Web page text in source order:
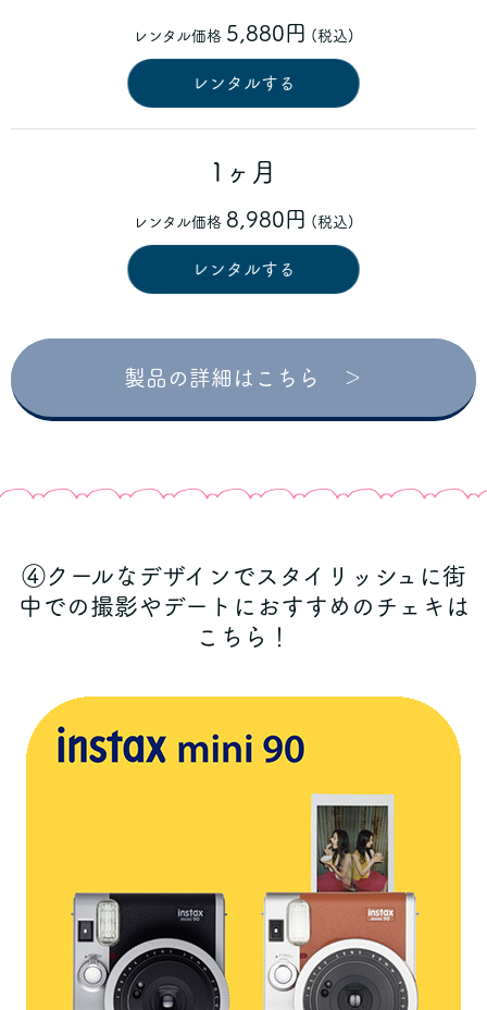
レンタル価格 5,880円 (税込)
レンタルする
1ヶ月
レンタル価格 8,980円 (税込)
レンタルする
製品の詳細はこちら ＞
④クールなデザインでスタイリッシュに街
中での撮影やデートにおすすめのチェキは
こちら！